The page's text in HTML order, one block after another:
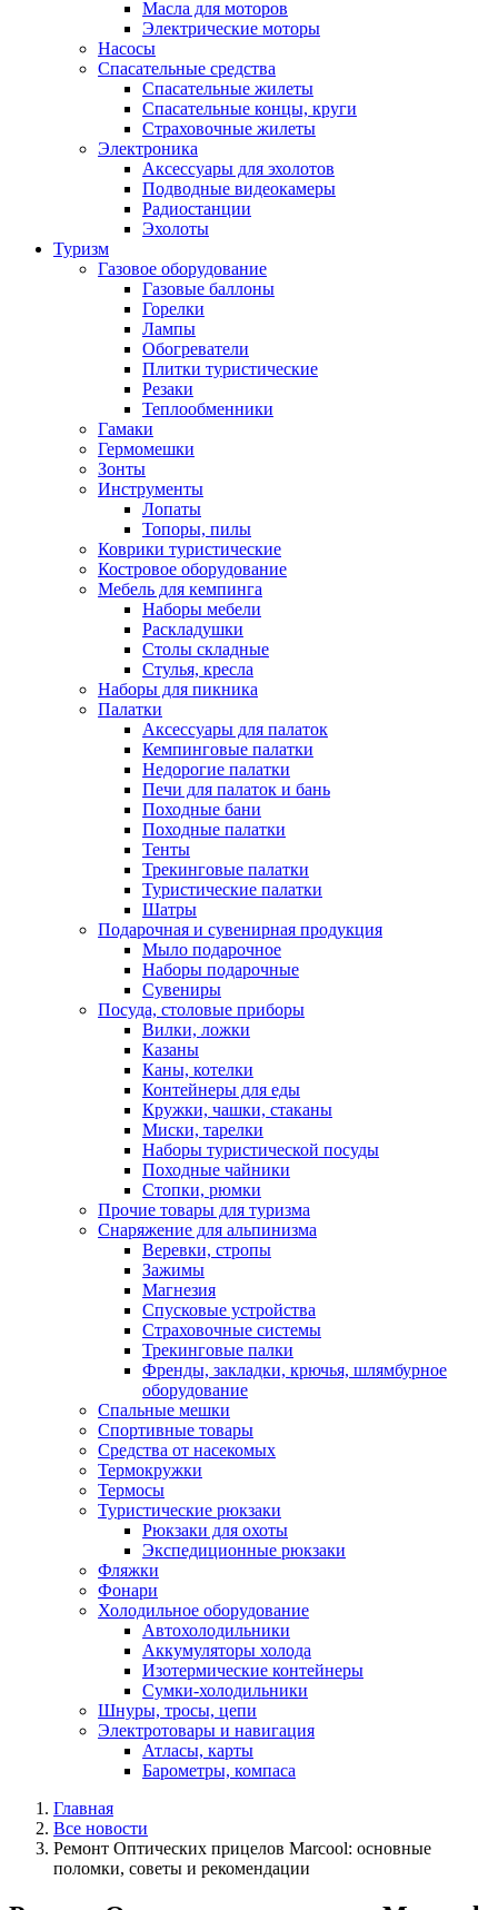
Масла для моторов
Электрические моторы
Насосы
Спасательные средства
Спасательные жилеты
Спасательные концы, круги
Страховочные жилеты
Электроника
Аксессуары для эхолотов
Подводные видеокамеры
Радиостанции
Эхолоты
Туризм
Газовое оборудование
Газовые баллоны
Горелки
Лампы
Обогреватели
Плитки туристические
Резаки
Теплообменники
Гамаки
Гермомешки
Зонты
Инструменты
Лопаты
Топоры, пилы
Коврики туристические
Костровое оборудование
Мебель для кемпинга
Наборы мебели
Раскладушки
Столы складные
Стулья, кресла
Наборы для пикника
Палатки
Аксессуары для палаток
Кемпинговые палатки
Недорогие палатки
Печи для палаток и бань
Походные бани
Походные палатки
Тенты
Трекинговые палатки
Туристические палатки
Шатры
Подарочная и сувенирная продукция
Мыло подарочное
Наборы подарочные
Сувениры
Посуда, столовые приборы
Вилки, ложки
Казаны
Каны, котелки
Контейнеры для еды
Кружки, чашки, стаканы
Миски, тарелки
Наборы туристической посуды
Походные чайники
Стопки, рюмки
Прочие товары для туризма
Снаряжение для альпинизма
Веревки, стропы
Зажимы
Магнезия
Спусковые устройства
Страховочные системы
Трекинговые палки
Френды, закладки, крючья, шлямбурное
оборудование
Спальные мешки
Спортивные товары
Средства от насекомых
Термокружки
Термосы
Туристические рюкзаки
Рюкзаки для охоты
Экспедиционные рюкзаки
Фляжки
Фонари
Холодильное оборудование
Автохолодильники
Аккумуляторы холода
Изотермические контейнеры
Сумки-холодильники
Шнуры, тросы, цепи
Электротовары и навигация
Атласы, карты
Барометры, компаса
Главная
Все новости
Ремонт Оптических прицелов Marcool: основные
поломки, советы и рекомендации